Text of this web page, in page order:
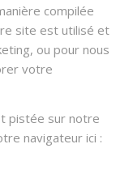
compilée
site est utilisé et
ou pour nous
votre
pistée sur notre
navigateur ici :